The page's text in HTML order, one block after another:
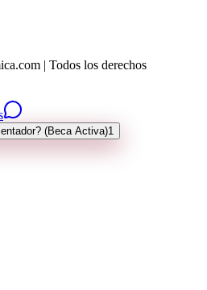
| Todos los derechos
(Beca Activa)1